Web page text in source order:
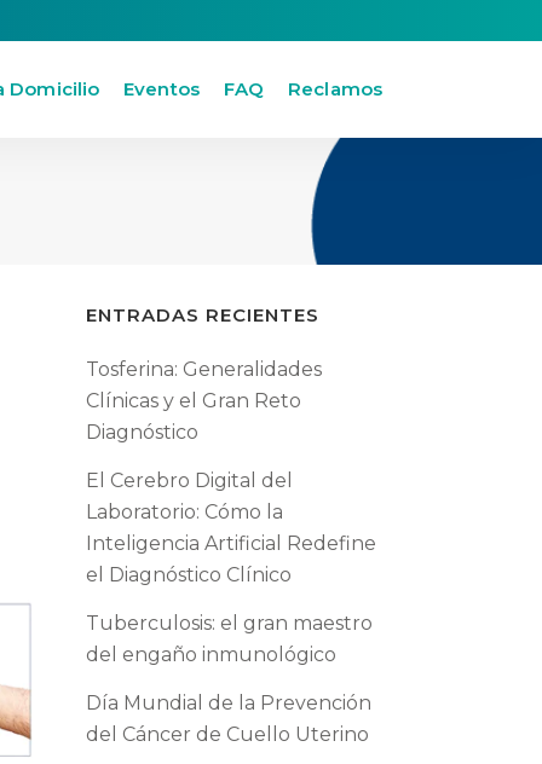
Domicilio Eventos FAQ Reclamos
ENTRADAS RECIENTES
Tosferina: Generalidades
Clínicas y el Gran Reto
Diagnóstico
El Cerebro Digital del
Laboratorio: Cómo la
Inteligencia Artificial Redefine
el Diagnóstico Clínico
Tuberculosis: el gran maestro
del engaño inmunológico
Día Mundial de la Prevención
del Cáncer de Cuello Uterino